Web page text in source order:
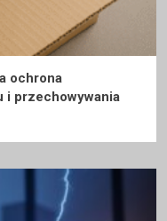
ochrona
i przechowywania